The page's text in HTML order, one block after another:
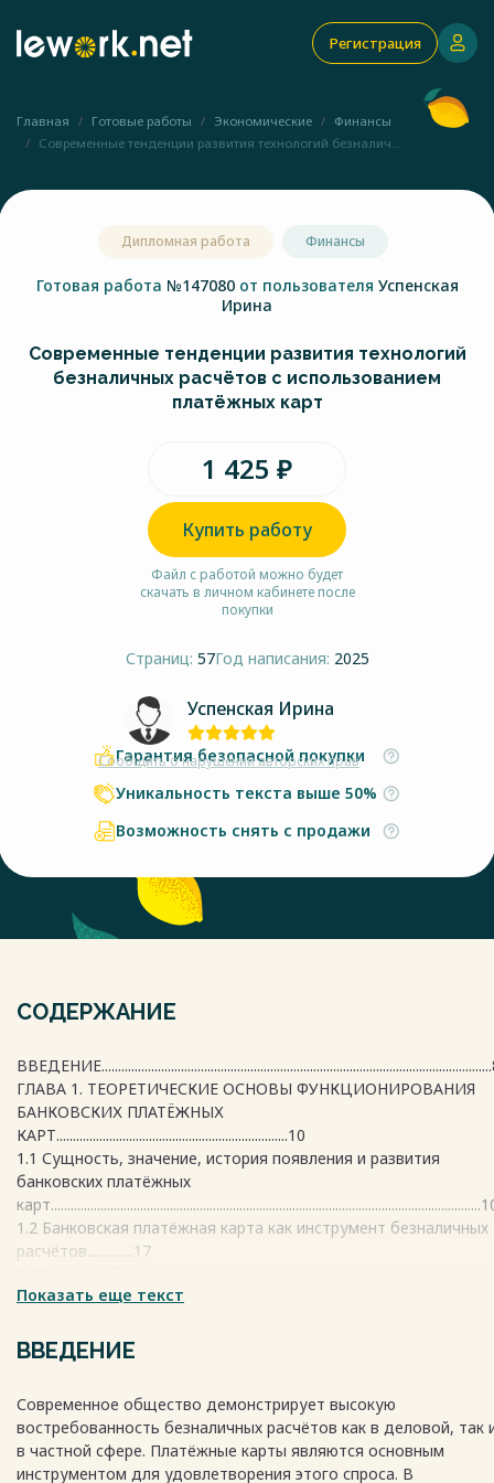
Регистрация
Главная Готовые работы Экономические
Финансы
Современные тенденции развития технологий безналич...
Дипломная работа Финансы
Готовая работа №147080 от пользователя Успенская
Ирина
Современные тенденции развития технологий
безналичных расчётов с использованием
платёжных карт
1 425 ₽
Купить работу
Файл с работой можно будет
скачать в личном кабинете после
покупки
Страниц: 57Год написания: 2025
Успенская Ирина
Сообщить о нарушении авторских прав
Гарантия безопасной покупки
Уникальность текста выше 50%
Возможность снять с продажи
СОДЕРЖАНИЕ
ГЛАВА 1. ТЕОРЕТИЧЕСКИЕ ОСНОВЫ ФУНКЦИОНИРОВАНИЯ
БАНКОВСКИХ ПЛАТЁЖНЫХ
КАРТ......................................................................10
1.1 Сущность, значение, история появления и развития
банковских платёжных
1.2 Банковская платёжная карта как инструмент безналичных
расчётов..............17
банковского розничного
ГЛАВА 2. АНАЛИЗ РАЩВИТИЯ РЫНКА БАНКОВСКИХ
ПЛАТЁЖНЫХ КАРТ В
2.1 Современное состояние рынка банковских платёжных
карт............................34
2.2 Риски использования банковских платёжных карт
Показать еще текст
ВВЕДЕНИЕ
Современное общество демонстрирует высокую
востребованность безналичных расчётов как в деловой, так
в частной сфере. Платёжные карты являются основным
инструментом для удовлетворения этого спроса. В